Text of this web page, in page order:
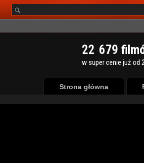
22 679
w super cenie już od
Strona główna